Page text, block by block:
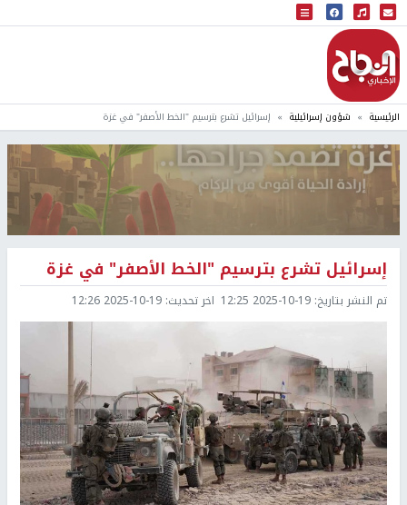
البث المباشر
إذاعة النجاح
الرئيسية شؤون إسرائيلية إسرائيل تشرع بترسيم "الخط الأصفر" في غزة
إسرائيل تشرع بترسيم "الخط الأصفر" في غزة
تم النشر بتاريخ: 2025-10-19 12:25 اخر تحديث: 2025-10-19 12:26